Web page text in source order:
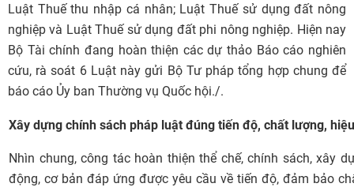
Luật Thuế thu nhập cá nhân; Luật Thuế sử dụng đất nông
nghiệp và Luật Thuế sử dụng đất phi nông nghiệp. Hiện nay
Bộ Tài chính đang hoàn thiện các dự thảo Báo cáo nghiên
cứu, rà soát 6 Luật này gửi Bộ Tư pháp tổng hợp chung để
báo cáo Ủy ban Thường vụ Quốc hội./.
Xây dựng chính sách pháp luật đúng tiến độ, chất lượng,
Nhìn chung, công tác hoàn thiện thể chế, chính sách, xây
động, cơ bản đáp ứng được yêu cầu về tiến độ, đảm bảo